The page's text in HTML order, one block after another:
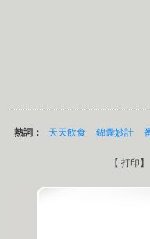
熱詞： 天天飲食 錦囊妙計
【 打印